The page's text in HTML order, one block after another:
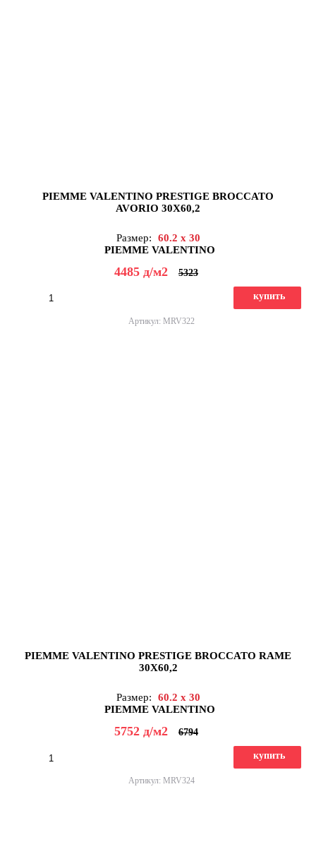
PIEMME VALENTINO PRESTIGE BROCCATO
AVORIO 30X60,2
Размер:
60.2 x 30
PIEMME VALENTINO
4485 д/м2 5323
купить
Артикул: MRV322
PIEMME VALENTINO PRESTIGE BROCCATO RAME
30X60,2
Размер:
60.2 x 30
PIEMME VALENTINO
5752 д/м2 6794
купить
Артикул: MRV324